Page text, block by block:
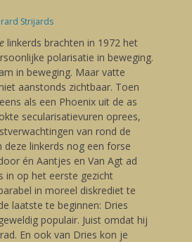
Strijards
linkerds brachten in 1972 het
polarisatie in beweging.
in beweging. Maar vatte
aanstonds zichtbaar. Toen
als een Phoenix uit de as
secularisatievuren oprees,
van rond de
deze linkerds nog een forse
én Aantjes en Van Agt ad
in op het eerste gezicht
in moreel diskrediet te
laatste te beginnen: Dries
populair. Juist omdat hij
En ook van Dries kon je